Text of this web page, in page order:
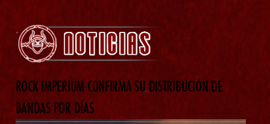
ROCK IMPERIUM CONFIRMA SU DISTRIBUCIÓN DE
BANDAS POR DÍAS